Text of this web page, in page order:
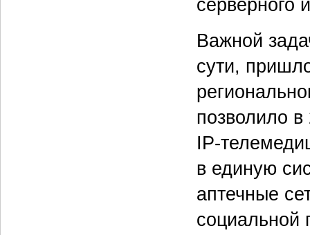
серверного
Важной
сути,
позволило в
IP-
в единую
аптечные